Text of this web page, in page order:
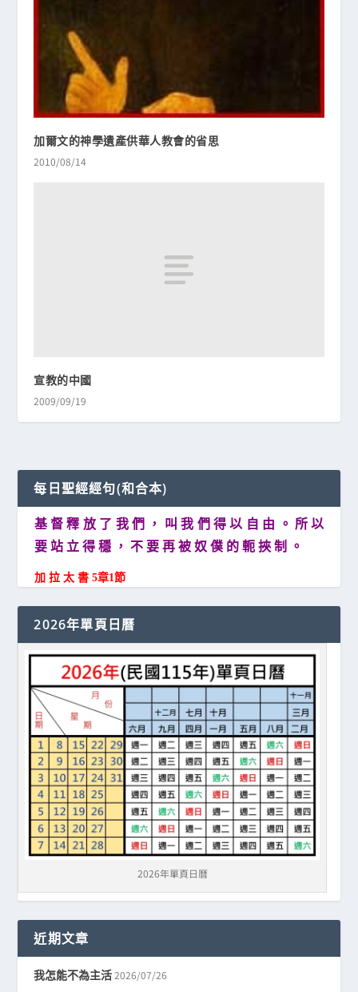
加爾文的神學遺產供華人教會的省思
2010/08/14
宣教的中國
2009/09/19
每日聖經經句(和合本)
基 督 釋 放 了 我 們 ， 叫 我 們 得 以 自 由 。 所 以
要 站 立 得 穩 ， 不 要 再 被 奴 僕 的 軛 挾 制 。
加 拉 太 書 5章1節
2026年單頁日曆
2026年單頁日曆
近期文章
我怎能不為主活 2026/07/26